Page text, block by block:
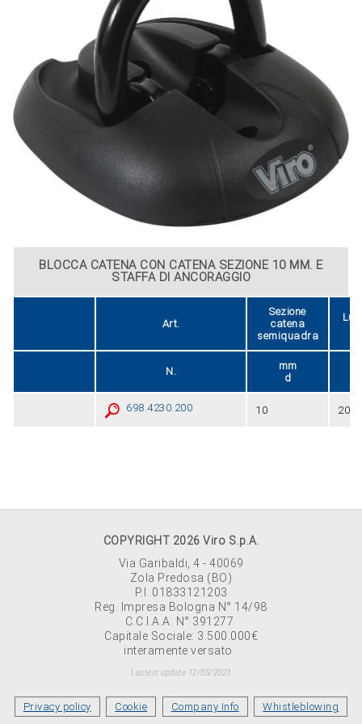
BLOCCA CATENA CON CATENA SEZIONE 10 MM. E
STAFFA DI ANCORAGGIO
Art.
Sezione
catena
semiquadra
N.
mm
d
698.4230.200 10 200
COPYRIGHT 2026 Viro S.p.A.
Via Garibaldi, 4 - 40069
Zola Predosa (BO)
P.I. 01833121203
Reg. Impresa Bologna N° 14/98
C.C.I.A.A. N° 391277
Capitale Sociale: 3.500.000€
interamente versato.
Lastest update 12/05/2023
Privacy policy Cookie Company Info Whistleblowing